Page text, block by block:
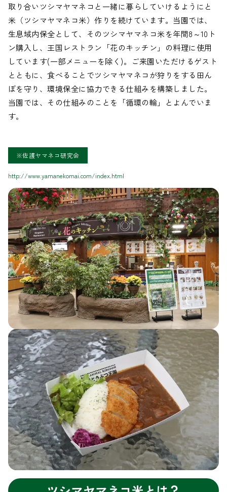
取り合いツシマヤマネコと一緒に暮らしていけるようにと
米（ツシマヤマネコ米）作りを続けています。当園では、
生息域内保全として、そのツシマヤマネコ米を年間8～10ト
ン購入し、王国レストラン「花のキッチン」の料理に使用
しています(一部メニューを除く)。ご来園いただけるゲスト
とともに、食べることでツシマヤマネコが狩りをする田ん
ぼを守り、環境保全に協力できる仕組みを構築しました。
当園では、その仕組みのことを「循環の輪」とよんでいま
す。
※佐護ヤマネコ研究会
http://www.yamanekomai.com/index.html